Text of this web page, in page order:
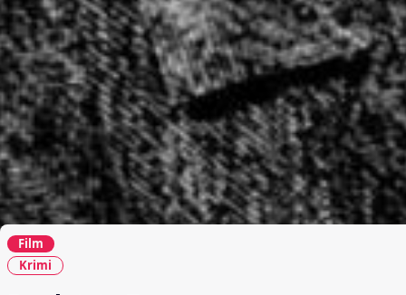
Film
Krimi